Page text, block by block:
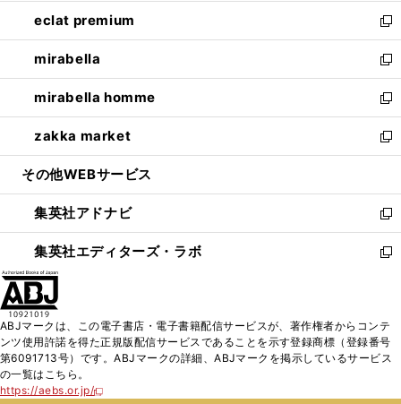
く
で
開
く
ド
ウ
で
開
く
ウ
ィ
ン
ド
ウ
で
開
く
し
い
ウ
ィ
ン
ド
ウ
で
開
eclat premium
新
し
い
ウ
ィ
ン
ド
ウ
開
く
mirabella
新
し
い
ウ
ィ
ン
ウ
で
開
く
mirabella homme
新
し
い
ウ
ン
ド
ウ
で
zakka market
新
し
ウ
ィ
ン
ド
く
その他WEBサービス
集英社アドナビ
新
し
い
ド
ウ
で
集英社エディターズ・ラボ
新
ィ
ン
ABJマークは、この電子書店・電子書籍配信サービスが、著作権者からコンテ
ンツ使用許諾を得た正規版配信サービスであることを示す登録商標（登録番号
第6091713号）です。ABJマークの詳細、ABJマークを掲示しているサービス
の一覧はこちら。
https://aebs.or.jp/
新